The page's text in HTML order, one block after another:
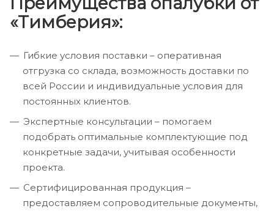
«Тимберия»:
Гибкие условия поставки – оперативная
отгрузка со склада, возможность доставки по
всей России и индивидуальные условия для
постоянных клиентов.
Экспертные консультации – помогаем
подобрать оптимальные комплектующие под
конкретные задачи, учитывая особенности
проекта.
Сертифицированная продукция –
предоставляем сопроводительные документы,